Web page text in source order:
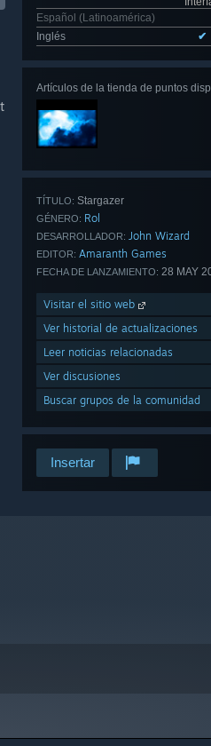
Español (Latinoamérica)
Inglés
✔
Artículos de la tienda de puntos
TÍTULO: Stargazer
GÉNERO: Rol
DESARROLLADOR: John Wizard
EDITOR: Amaranth Games
FECHA DE LANZAMIENTO: 28 MAY
Visitar el sitio web
Ver historial de actualizaciones
Leer noticias relacionadas
Ver discusiones
Buscar grupos de la comunidad
Insertar